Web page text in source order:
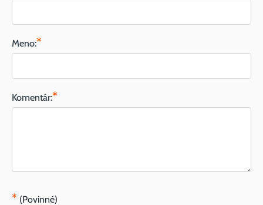
Meno:*
Komentár:*
* (Povinné)